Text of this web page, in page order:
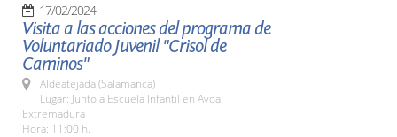
17/02/2024
Visita a las acciones del programa de
Voluntariado Juvenil "Crisol de
Caminos"
Aldeatejada (Salamanca)
Lugar: Junto a Escuela Infantil en Avda.
Extremadura
Hora: 11:00 h.